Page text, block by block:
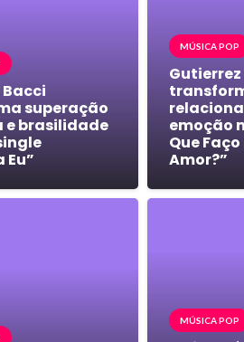
superação
e brasilidade
MÚSICA POP
emoção
Que
Amor?”
MÚSICA POP